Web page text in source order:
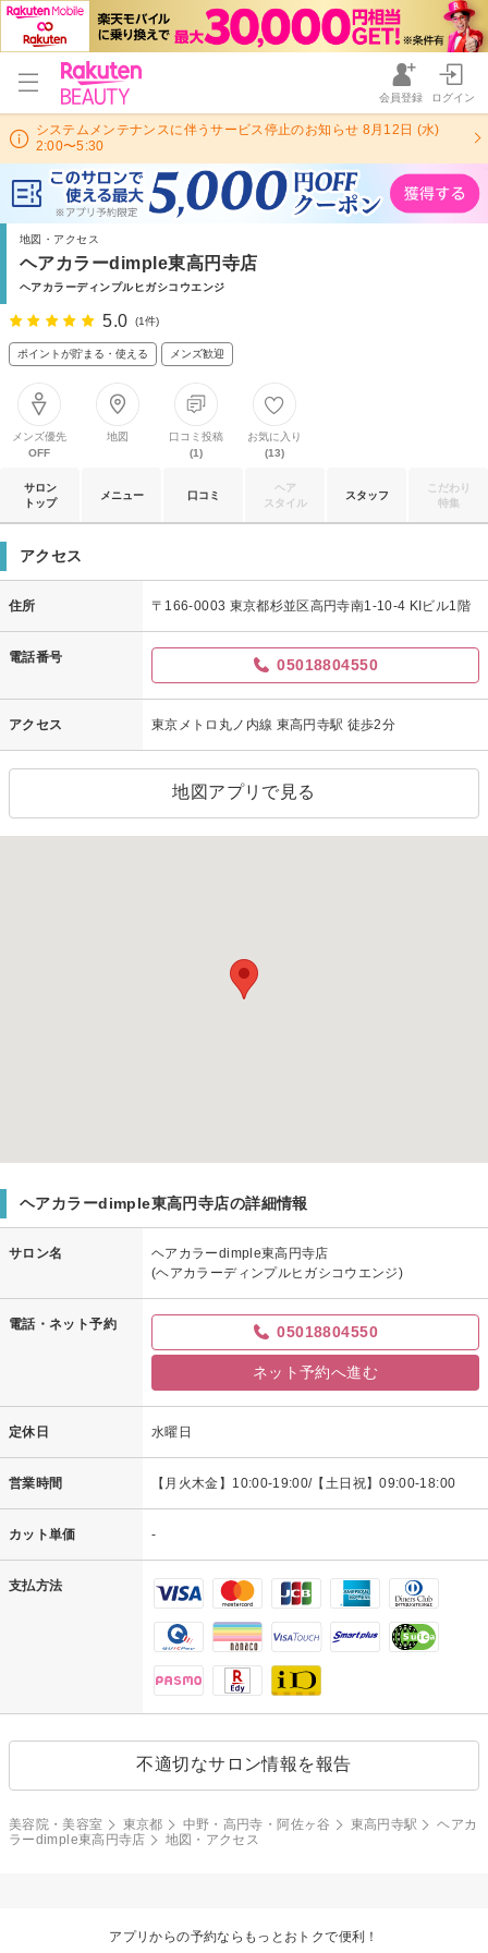
会員登録 ログイン
システムメンテナンスに伴うサービス停止のお知らせ 8月12日 (水)
2:00〜5:30
地図・アクセス
ヘアカラーdimple東高円寺店
ヘアカラーディンプルヒガシコウエンジ
5.0 (1件)
ポイントが貯まる・使える メンズ歓迎
メンズ優先
OFF
地図
口コミ投稿
(1)
お気に入り
(13)
サロン
トップ
メニュー 口コミ
ヘア
スタイル
スタッフ
こだわり
特集
アクセス
住所 〒166-0003 東京都杉並区高円寺南1-10-4 KIビル1階
電話番号 05018804550
アクセス 東京メトロ丸ノ内線 東高円寺駅 徒歩2分
地図アプリで見る
ヘアカラーdimple東高円寺店の詳細情報
サロン名
ヘアカラーdimple東高円寺店
(ヘアカラーディンプルヒガシコウエンジ)
電話・ネット予約 05018804550
ネット予約へ進む
定休日 水曜日
営業時間 【月火木金】10:00-19:00/【土日祝】09:00-18:00
カット単価 -
支払方法
不適切なサロン情報を報告
美容院・美容室 東京都 中野・高円寺・阿佐ヶ谷 東高円寺駅
ヘアカ
ラーdimple東高円寺店
地図・アクセス
アプリからの予約ならもっとおトクで便利！